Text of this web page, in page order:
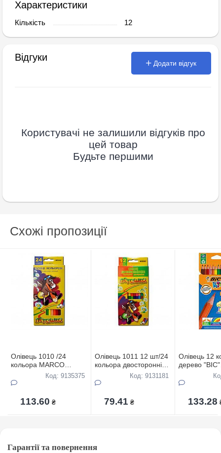
Характеристики
Кількість 12
Відгуки
Додати відгук
Користувачі не залишили відгуків про
цей товар
Будьте першими
Схожі пропозиції
Олівець 1010 /24
кольора MARCO
Код: 9135375
113.60 ₴
Олівець 1011 12 шт/24
кольора двосторонній
Код: 9131181
79.41 ₴
Олівець 12
дерево "BIC"
133.28
Гарантії та повернення